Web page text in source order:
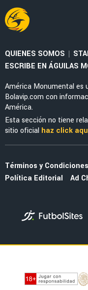
FEMENIL
Priscila da Silva
Femenil y